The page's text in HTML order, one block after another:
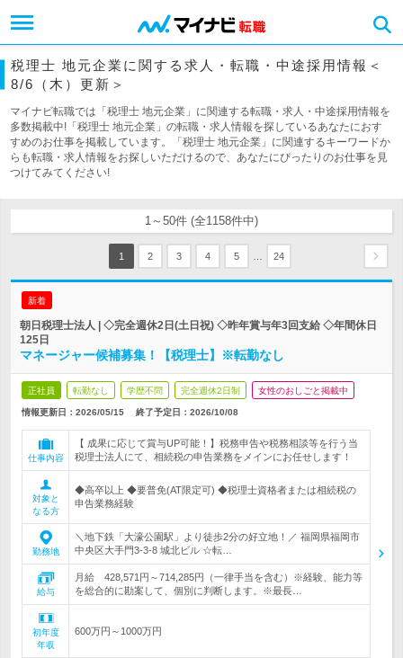
税理士 地元企業に関する求人・転職・中途採用情報＜
8/6（木）更新＞
マイナビ転職では「税理士 地元企業」に関連する転職・求人・中途採用情報を
多数掲載中!「税理士 地元企業」の転職・求人情報を探しているあなたにおす
すめのお仕事を掲載しています。「税理士 地元企業」に関連するキーワードか
らも転職・求人情報をお探しいただけるので、あなたにぴったりのお仕事を見
つけてみてください!
1～50件 (全1158件中)
1 2 3 4 5 24
新着
朝日税理士法人 | ◇完全週休2日(土日祝) ◇昨年賞与年3回支給 ◇年間休日
125日
マネージャー候補募集！【税理士】※転勤なし
正社員 転勤なし 学歴不問 完全週休2日制 女性のおしごと掲載中
情報更新日：2026/05/15 終了予定日： 2026/10/08
仕事内容
【 成果に応じて賞与UP可能！】税務申告や税務相談等を行う当
税理士法人にて、相続税の申告業務をメインにお任せします！
対象と
なる方
◆高卒以上 ◆要普免(AT限定可) ◆税理士資格者または相続税の
申告業務経験
勤務地
＼地下鉄「大濠公園駅」より徒歩2分の好立地！／ 福岡県福岡市
中央区大手門3-3-8 城北ビル ☆転…
給与
月給 428,571円～714,285円（一律手当を含む）※経験、能力等
を総合的に勘案して、個別に判断します。※最長…
初年度
年収
600万円～1000万円